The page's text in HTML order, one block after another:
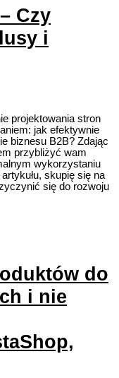
Czy
i
projektowania stron
jak efektywnie
biznesu B2B? Zdając
przybliżyć wam
wykorzystaniu
skupię się na
się do rozwoju
do
i nie